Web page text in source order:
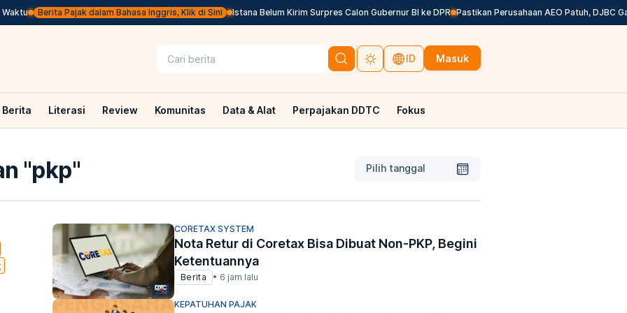
Berita Pajak dalam Bahasa Inggris, Klik di Sini Istana Belum Kirim Surpres Calon Gubernur BI ke DPR Pastikan Perusahaan AEO Patuh, DJBC
ID Masuk
Berita Literasi Review Komunitas Data & Alat Perpajakan DDTC Fokus
"pkp" Pilih tanggal
CORETAX SYSTEM
Nota Retur di Coretax Bisa Dibuat Non-PKP, Begini
Ketentuannya
Berita • 6 jam lalu
KEPATUHAN PAJAK